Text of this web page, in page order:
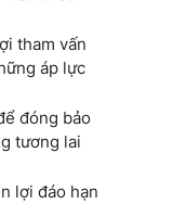
tham vấn
áp lực
đóng bảo
tương lai
lợi đáo hạn